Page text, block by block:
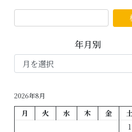
年月別
年
2026年8月
月 火 水 木 金 土
1